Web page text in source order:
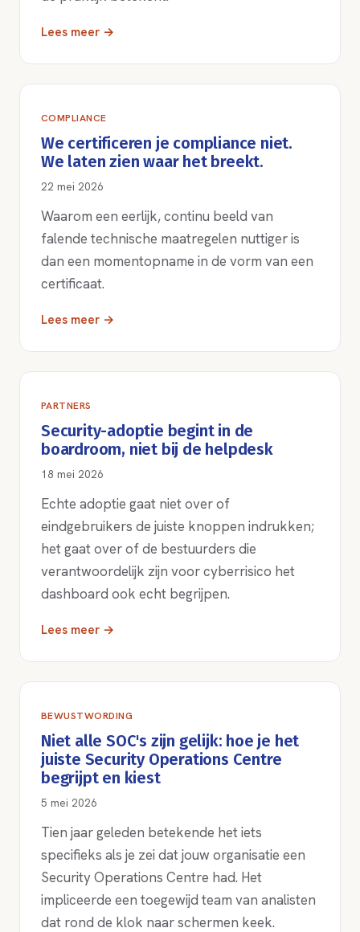
Lees meer →
COMPLIANCE
We certificeren je compliance niet.
We laten zien waar het breekt.
22 mei 2026
Waarom een eerlijk, continu beeld van
falende technische maatregelen nuttiger is
dan een momentopname in de vorm van een
certificaat.
Lees meer →
PARTNERS
Security-adoptie begint in de
boardroom, niet bij de helpdesk
18 mei 2026
Echte adoptie gaat niet over of
eindgebruikers de juiste knoppen indrukken;
het gaat over of de bestuurders die
verantwoordelijk zijn voor cyberrisico het
dashboard ook echt begrijpen.
Lees meer →
BEWUSTWORDING
Niet alle SOC's zijn gelijk: hoe je het
juiste Security Operations Centre
begrijpt en kiest
5 mei 2026
Tien jaar geleden betekende het iets
specifieks als je zei dat jouw organisatie een
Security Operations Centre had. Het
impliceerde een toegewijd team van analisten
dat rond de klok naar schermen keek.